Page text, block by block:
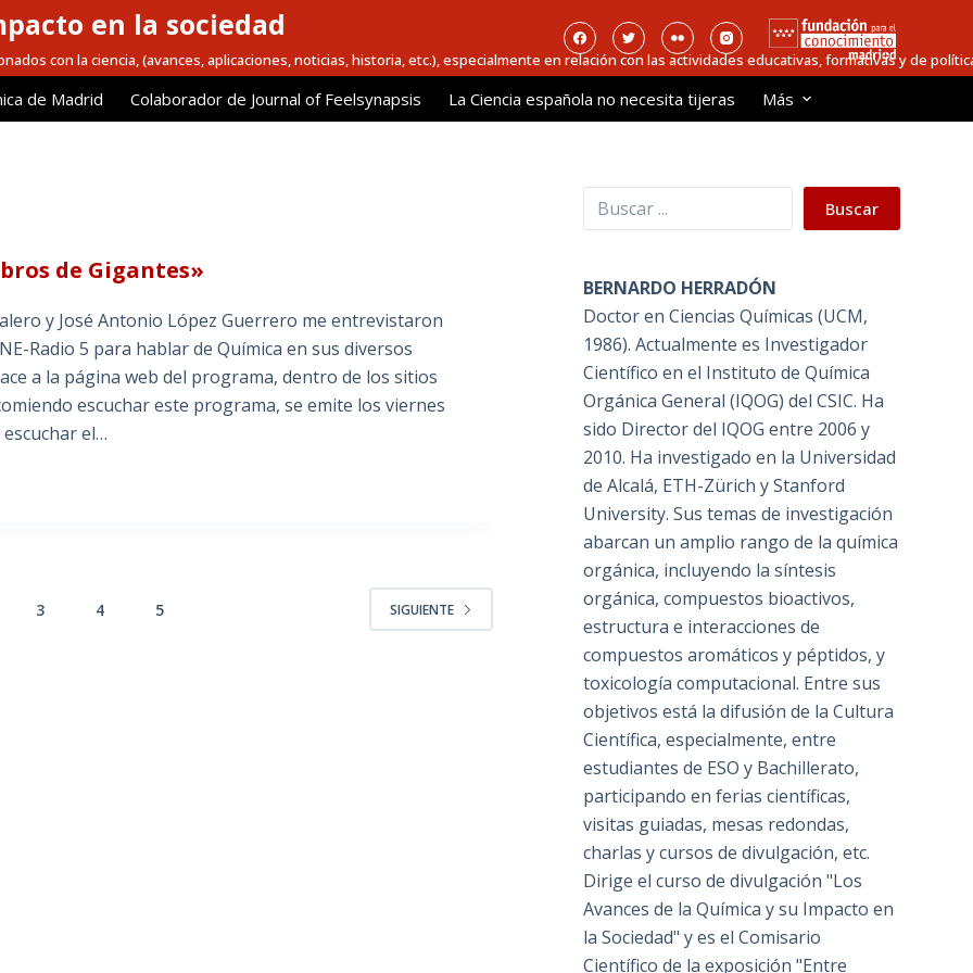
en la sociedad
con la ciencia, (avances, aplicaciones, noticias, historia, etc.), especialmente en relación con las actividades educativas, formativas y de
de Madrid Colaborador de Journal of Feelsynapsis La Ciencia española no necesita tijeras Más
de Gigantes»
y José Antonio López Guerrero me entrevistaron
Radio 5 para hablar de Química en sus diversos
a la página web del programa, dentro de los sitios
escuchar este programa, se emite los viernes
escuchar el…
3 4 5 SIGUIENTE
Buscar Buscar
BERNARDO HERRADÓN
Doctor en Ciencias Químicas (UCM,
1986). Actualmente es Investigador
Científico en el Instituto de Química
Orgánica General (IQOG) del CSIC. Ha
sido Director del IQOG entre 2006 y
2010. Ha investigado en la Universidad
de Alcalá, ETH-Zürich y Stanford
University. Sus temas de investigación
abarcan un amplio rango de la química
orgánica, incluyendo la síntesis
orgánica, compuestos bioactivos,
estructura e interacciones de
compuestos aromáticos y péptidos, y
toxicología computacional. Entre sus
objetivos está la difusión de la Cultura
Científica, especialmente, entre
estudiantes de ESO y Bachillerato,
participando en ferias científicas,
visitas guiadas, mesas redondas,
charlas y cursos de divulgación, etc.
Dirige el curso de divulgación "Los
Avances de la Química y su Impacto en
la Sociedad" y es el Comisario
Científico de la exposición "Entre